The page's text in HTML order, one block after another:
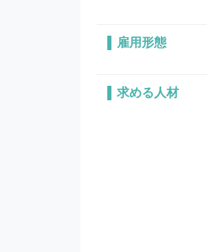
雇用形態
求める人材